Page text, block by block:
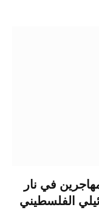
في نار
الفلسطيني